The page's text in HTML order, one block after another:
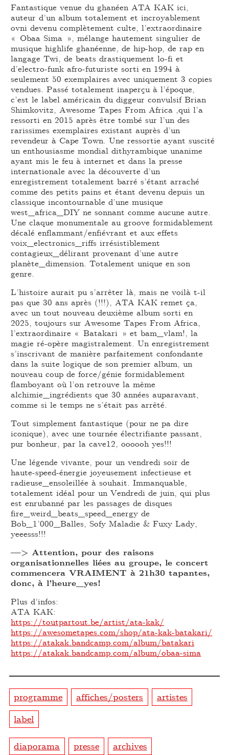
Fantastique venue du ghanéen ATA KAK ici,
auteur d’un album totalement et incroyablement
ovni devenu complètement culte, l’extraordinaire
« Obaa Sima », mélange hautement singulier de
musique highlife ghanéenne, de hip-hop, de rap en
langage Twi, de beats drastiquement lo-fi et
d’electro-funk afro-futuriste sorti en 1994 à
seulement 50 exemplaires avec uniquement 3 copies
vendues. Passé totalement inaperçu à l’époque,
c’est le label américain du diggeur convulsif Brian
Shimkovitz, Awesome Tapes From Africa ,qui l’a
ressorti en 2015 après être tombé sur l’un des
rarissimes exemplaires existant auprès d’un
revendeur à Cape Town. Une ressortie ayant suscité
un enthousiasme mondial dithyrambique unanime
ayant mis le feu à internet et dans la presse
internationale avec la découverte d’un
enregistrement totalement barré s’étant arraché
comme des petits pains et étant devenu depuis un
classique incontournable d’une musique
west_africa_DIY ne sonnant comme aucune autre.
Une claque monumentale au groove formidablement
décalé enflammant/enfiévrant et aux effets
voix_electronics_riffs irrésistiblement
contagieux_délirant provenant d’une autre
planète_dimension. Totalement unique en son
genre.
L’histoire aurait pu s’arrêter là, mais ne voilà t-il
pas que 30 ans après (!!!), ATA KAK remet ça,
avec un tout nouveau deuxième album sorti en
2025, toujours sur Awesome Tapes From Africa,
l’extraordinaire « Batakari » et bam_vlam!, la
magie ré-opère magistralement. Un enregistrement
s’inscrivant de manière parfaitement confondante
dans la suite logique de son premier album, un
nouveau coup de force/génie formidablement
flamboyant où l’on retrouve la même
alchimie_ingrédients que 30 années auparavant,
comme si le temps ne s’était pas arrêté.
Tout simplement fantastique (pour ne pa dire
iconique), avec une tournée électrifiante passant,
pur bonheur, par la cave12, oooooh yes!!!
Une légende vivante, pour un vendredi soir de
haute-speed-énergie joyeusement infectieuse et
radieuse_ensoleillée à souhait. Immanquable,
totalement idéal pour un Vendredi de juin, qui plus
est enrubanné par les passages de disques
fire_weird_beats_speed_energy de
Bob_1’000_Balles, Sofy Maladie & Fuxy Lady,
yeeesss!!!
—> Attention, pour des raisons
organisationnelles liées au groupe, le concert
commencera VRAIMENT à 21h30 tapantes,
donc, à l’heure_yes!
Plus d’infos:
ATA KAK:
https://toutpartout.be/artist/ata-kak/
https://awesometapes.com/shop/ata-kak-batakari/
https://atakak.bandcamp.com/album/batakari
https://atakak.bandcamp.com/album/obaa-sima
programme affiches/posters
artistes
label
diaporama presse archives